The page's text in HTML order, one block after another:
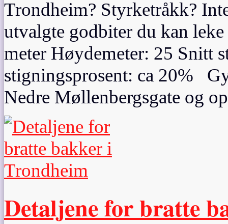
Trondheim? Styrketråkk?
utvalgte godbiter du kan
meter Høydemeter: 25 Snitt
stigningsprosent: ca 20%
Nedre Møllenbergsgate og
Detaljene for bratte